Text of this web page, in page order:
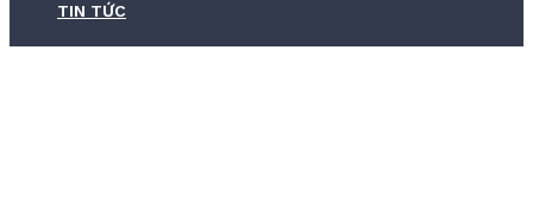
TIN TỨC